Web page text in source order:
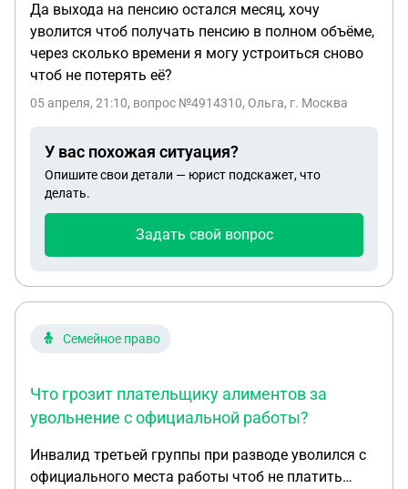
я не вышла., сказав что это не мои и я выходить
на них без моего согласия не обязана. Они мне
написали в чате что если я не хочу выходить по
другому графику работы, то они со мной
прощаются и я должна к ним прийти и написать
собираюсь.... Я не вышла в свою смену по вине
работодателя, а не по своей, какие дальше
должны быть мои действия ?
Да выхода на пенсию остался месяц, хочу
уволится чтоб получать пенсию в полном объёме,
через сколько времени я могу устроиться сново
чтоб не потерять её?
05 апреля, 21:10, вопрос №4914310, Ольга, г. Москва
У вас похожая ситуация?
Опишите свои детали — юрист подскажет, что
делать.
Задать свой вопрос
Семейное право
Что грозит плательщику алиментов за
увольнение с официальной работы?
Инвалид третьей группы при разводе уволился с
официального места работы чтоб не платить